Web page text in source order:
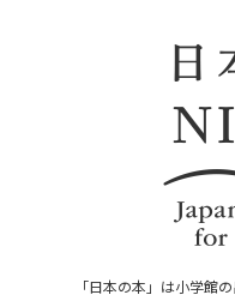
「日本の本」は小学館